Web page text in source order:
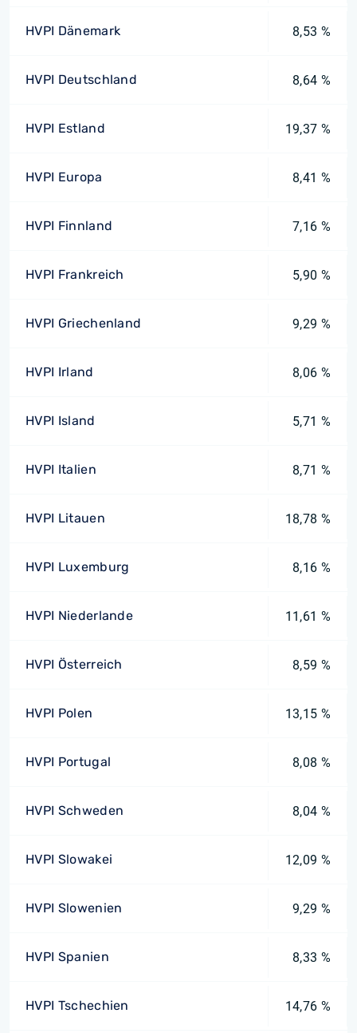
HVPI Dänemark 8,53 %
HVPI Deutschland 8,64 %
HVPI Estland 19,37 %
HVPI Europa 8,41 %
HVPI Finnland 7,16 %
HVPI Frankreich 5,90 %
HVPI Griechenland 9,29 %
HVPI Irland 8,06 %
HVPI Island 5,71 %
HVPI Italien 8,71 %
HVPI Litauen 18,78 %
HVPI Luxemburg 8,16 %
HVPI Niederlande 11,61 %
HVPI Österreich 8,59 %
HVPI Polen 13,15 %
HVPI Portugal 8,08 %
HVPI Schweden 8,04 %
HVPI Slowakei 12,09 %
HVPI Slowenien 9,29 %
HVPI Spanien 8,33 %
HVPI Tschechien 14,76 %